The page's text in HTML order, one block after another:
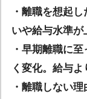
・離職を想起
いや給与水準が
・早期離職に
く変化。給与
・離職しない